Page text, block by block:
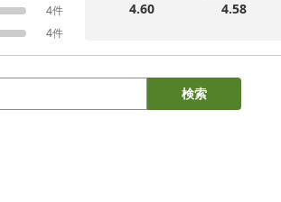
4件
4件
4.60 4.58
検索